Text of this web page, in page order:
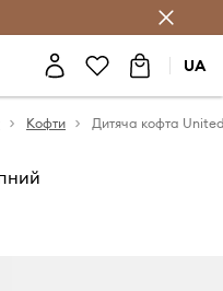
Club
UA
Кофти